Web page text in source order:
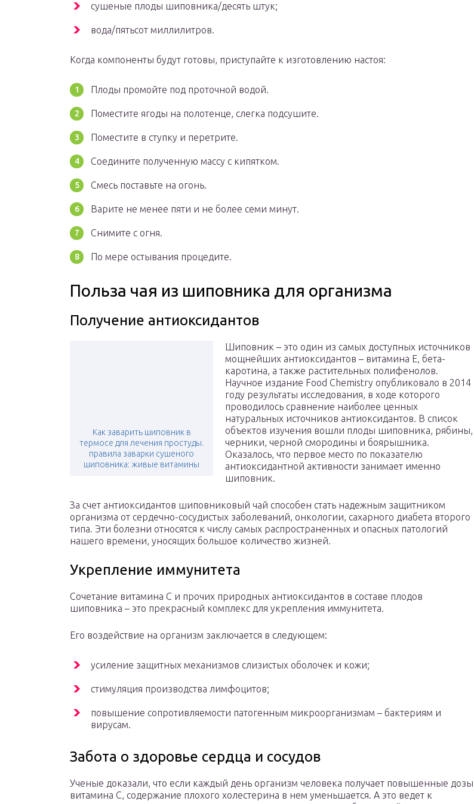
сушеные плоды шиповника/десять штук;
вода/пятьсот миллилитров.
Когда компоненты будут готовы, приступайте к изготовлению настоя:
Плоды промойте под проточной водой.
Поместите ягоды на полотенце, слегка подсушите.
Поместите в ступку и перетрите.
Соедините полученную массу с кипятком.
Смесь поставьте на огонь.
Варите не менее пяти и не более семи минут.
Снимите с огня.
По мере остывания процедите.
Польза чая из шиповника для организма
Получение антиоксидантов
Как заварить шиповник в
термосе для лечения простуды.
правила заварки сушеного
шиповника: живые витамины
Шиповник – это один из самых доступных источников
мощнейших антиоксидантов – витамина Е, бета-
каротина, а также растительных полифенолов.
Научное издание Food Chemistry опубликовало в 2014
году результаты исследования, в ходе которого
проводилось сравнение наиболее ценных
натуральных источников антиоксидантов. В список
объектов изучения вошли плоды шиповника, рябины,
черники, черной смородины и боярышника.
Оказалось, что первое место по показателю
антиоксидантной активности занимает именно
шиповник.
За счет антиоксидантов шиповниковый чай способен стать надежным защитником
организма от сердечно-сосудистых заболеваний, онкологии, сахарного диабета второго
типа. Эти болезни относятся к числу самых распространенных и опасных патологий
нашего времени, уносящих большое количество жизней.
Укрепление иммунитета
Сочетание витамина С и прочих природных антиоксидантов в составе плодов
шиповника – это прекрасный комплекс для укрепления иммунитета.
Его воздействие на организм заключается в следующем:
усиление защитных механизмов слизистых оболочек и кожи;
стимуляция производства лимфоцитов;
повышение сопротивляемости патогенным микроорганизмам – бактериям и
вирусам.
Забота о здоровье сердца и сосудов
Ученые доказали, что если каждый день организм человека получает повышенные дозы
витамина С, содержание плохого холестерина в нем уменьшается. А это ведет к